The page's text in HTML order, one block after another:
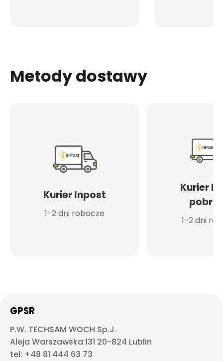
Metody dostawy
Kurier Inpost
1-2 dni robocze
Kurier
1-2 dni
GPSR
P.W. TECHSAM WOCH Sp.J.
Aleja Warszawska 131 20-824 Lublin
tel: +48 81 444 63 73